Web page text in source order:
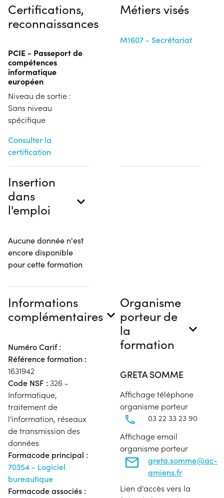
Certifications,
reconnaissances
PCIE - Passeport de
compétences
informatique
européen
Niveau de sortie :
Sans niveau
spécifique
Consulter la
certification
Métiers visés
M1607 - Secrétariat
Insertion
dans
l'emploi
Aucune donnée n'est
encore disponible
pour cette formation
Informations
complémentaires
Numéro Carif :
Référence formation :
1631942
Code NSF : 326 -
Informatique,
traitement de
l'information, réseaux
de transmission des
données
Formacode principal :
70354 - Logiciel
bureautique
Formacode associés :
Organisme
porteur de
la
formation
GRETA SOMME
Affichage téléphone
organisme porteur
03 22 33 23 90
Affichage email
organisme porteur
greta.somme@ac-
amiens.fr
Lien d'accès vers la